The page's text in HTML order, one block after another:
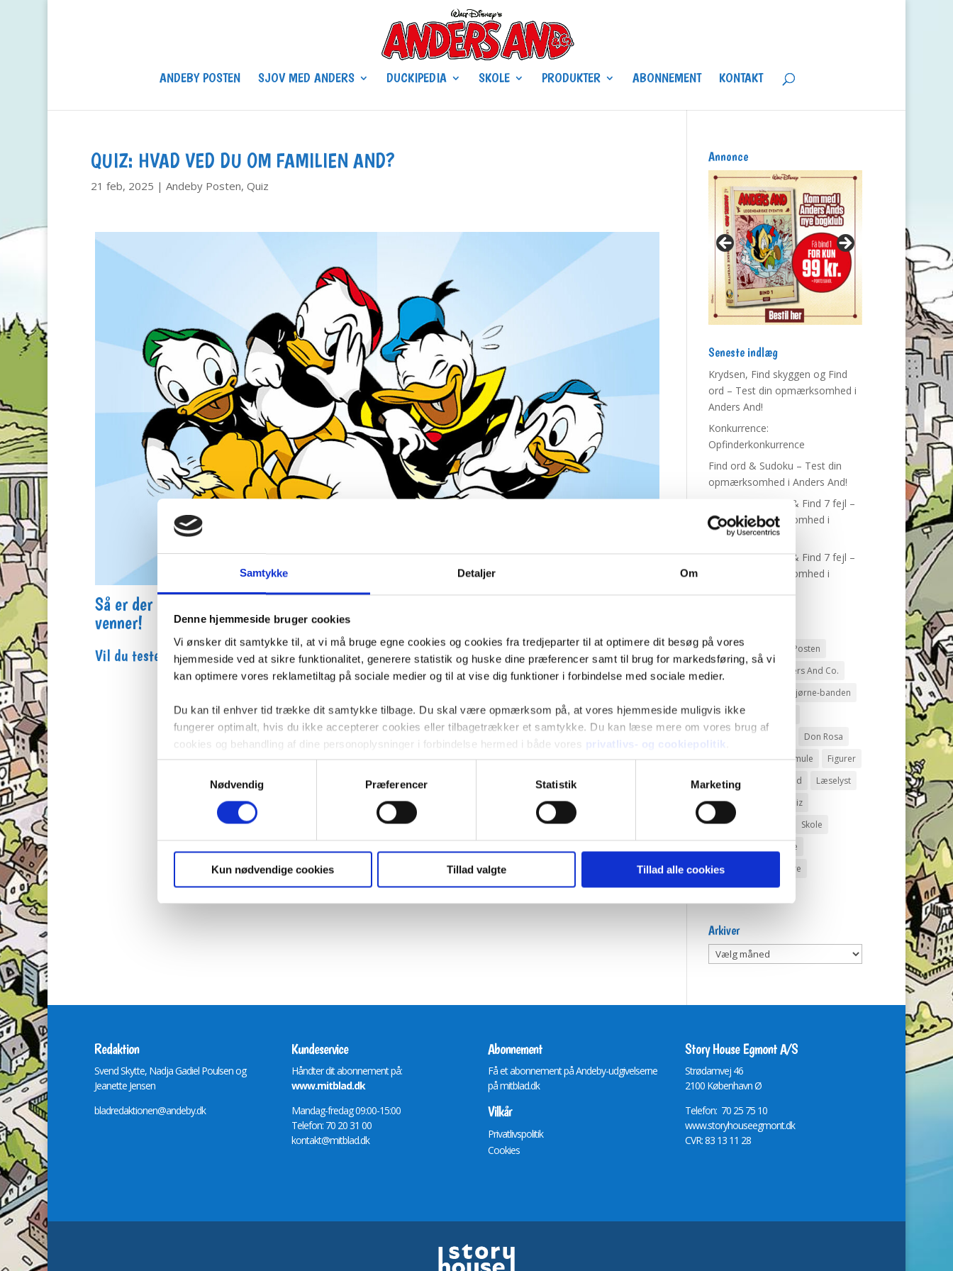
Samtykke Detaljer Om
Denne hjemmeside bruger cookies
Vi ønsker dit samtykke til, at vi må bruge egne cookies og cookies fra tredjeparter til at optimere dit besøg på vores
hjemmeside ved at sikre funktionalitet, generere statistik og huske dine præferencer samt til brug for markedsføring, så vi
kan optimere vores reklametiltag på sociale medier og til at vise dig funktioner i forbindelse med sociale medier.
Du kan til enhver tid trække dit samtykke tilbage. Du skal være opmærksom på, at vores hjemmeside muligvis ikke
fungerer optimalt, hvis du ikke accepterer cookies eller tilbagetrækker et samtykke. Du kan læse mere om vores brug af
cookies og behandling af dine personoplysninger i forbindelse hermed i både vores privatlivs- og cookiepolitik
Nødvendig
Præferencer Statistik Marketing
Kun nødvendige cookies Tillad valgte Tillad alle cookies
ANDEBY POSTEN SJOV MED ANDERS DUCKIPEDIA SKOLE PRODUKTER ABONNEMENT KONTAKT
QUIZ: HVAD VED DU OM FAMILIEN AND?
21 feb, 2025 | Andeby Posten, Quiz
Så er der en helt ny quiz klar om familien And! Prøv at udfordre dig selv og dine
venner!
Vil du teste dig selv endnu mere? Her finder du flere quizzer!
Annonce
Seneste indlæg
Krydsen, Find skyggen og Find
ord – Test din opmærksomhed i
Anders And!
Konkurrence:
Opfinderkonkurrence
Find ord & Sudoku – Test din
opmærksomhed i Anders And!
Find ord, Labyrint & Find 7 fejl –
Test din opmærksomhed i
Anders And!
Find ord, Labyrint & Find 7 fejl –
Test din opmærksomhed i
Andeby
Andeby Posten
Anders And Co.
Bjørne-banden
Bøger
Dagens vittigheder
Don Rosa
Du Gådeste
Fedtmule
Figurer
IRL
Joakim von And
Læselyst
Mickey Mouse
Quiz
Rap og Rup
Skole
Tegnere
Tegnere og forfattere
Ugens Du gådeste
Arkiver
Arkiver
Redaktion
Svend Skytte, Nadja Gadiel Poulsen og
Jeanette Jensen
bladredaktionen@andeby.dk
Kundeservice
Håndter dit abonnement på:
www.mitblad.dk
Mandag-fredag 09:00-15:00
Telefon: 70 20 31 00
kontakt@mitblad.dk
Abonnement
Få et abonnement på Andeby-udgivelserne
påmitblad.dk
Vilkår
Privatlivspolitik
Cookies
Story House Egmont A/S
Strødamvej 46
2100 København Ø
Telefon: 70 25 75 10
www.storyhouseegmont.dk
CVR: 83 13 11 28